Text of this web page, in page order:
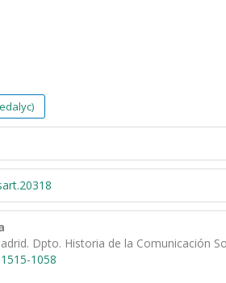
Dpto. Historia de la Comunicación
1058